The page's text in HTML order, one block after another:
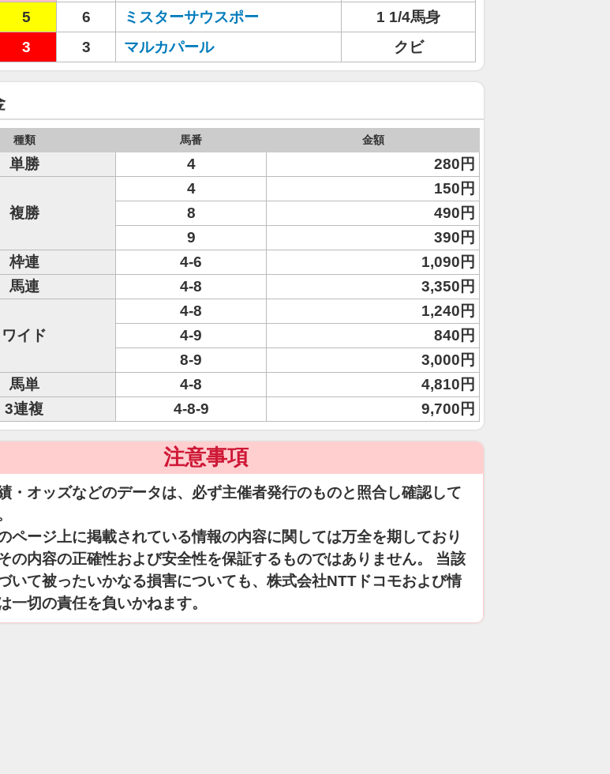
5 6 ミスターサウスポー
1 1/4馬身
3 3 マルカパール クビ
種類 馬番 金額
単勝 4 280円
複勝
4
150円
8
490円
9
390円
枠連
4-6
1,090円
馬連
4-8 3,350円
ワイド
4-8
1,240円
4-9
840円
8-9
3,000円
馬単
4-8
4,810円
3連複
4-8-9 9,700円
注意事項
・オッズなどのデータは、必ず主催者発行のものと照合し確認して
ページ上に掲載されている情報の内容に関しては万全を期しており
の内容の正確性および安全性を保証するものではありません。 当該
いて被ったいかなる損害についても、株式会社NTTドコモおよび情
一切の責任を負いかねます。